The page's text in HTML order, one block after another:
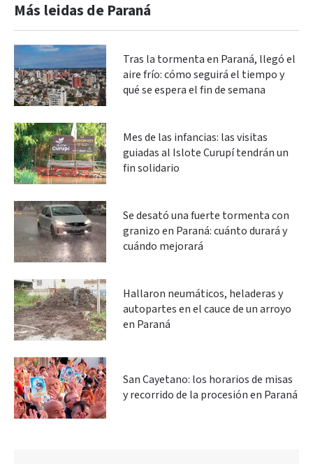
Más leidas de Paraná
Tras la tormenta en Paraná, llegó el
aire frío: cómo seguirá el tiempo y
qué se espera el fin de semana
Mes de las infancias: las visitas
guiadas al Islote Curupí tendrán un
fin solidario
Se desató una fuerte tormenta con
granizo en Paraná: cuánto durará y
cuándo mejorará
Hallaron neumáticos, heladeras y
autopartes en el cauce de un arroyo
en Paraná
San Cayetano: los horarios de misas
y recorrido de la procesión en Paraná